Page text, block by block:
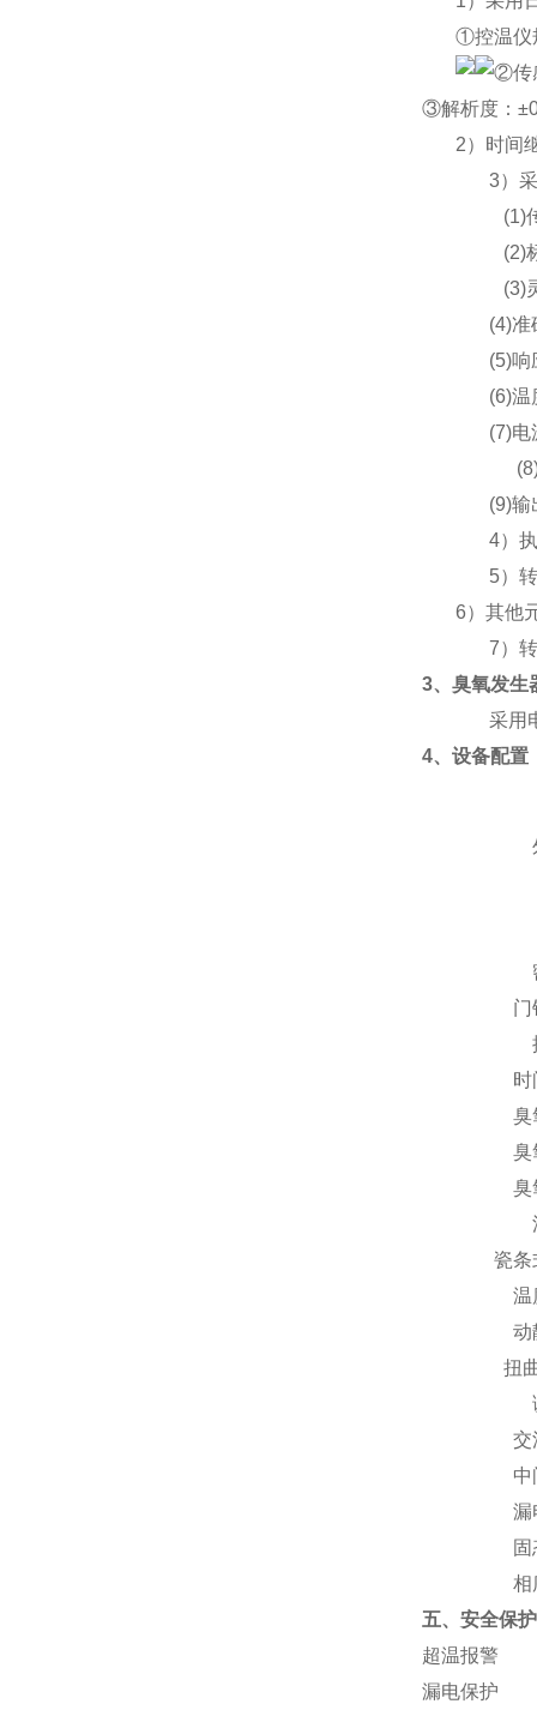
①控温仪
②传
③解析度：
2）时间
3）
(1)
(2)
(3)
(4)准
(5)响
(6)
(7)电
(9)输
4）
5）
6）其他
7）
3、臭氧发生
采用
4、设备配置
门
时
臭
臭
臭
瓷条
温
动
扭
交
中
漏
相
五、 安全保
超温报警
漏电保护